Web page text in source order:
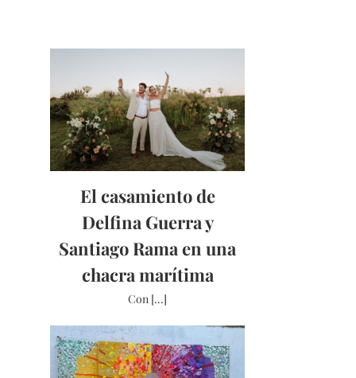
El casamiento de
Delfina Guerra y
Santiago Rama en una
chacra marítima
Con [...]